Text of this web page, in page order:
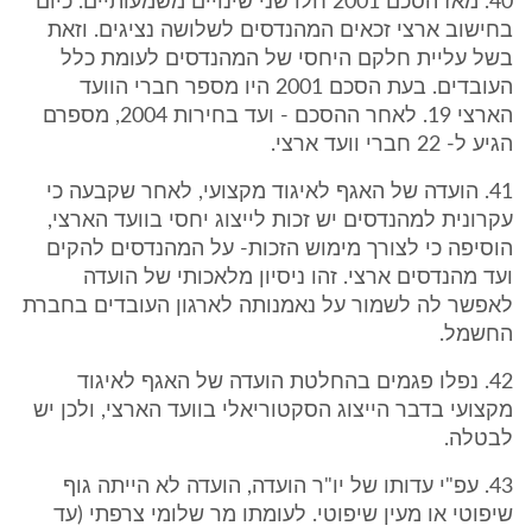
בחישוב ארצי זכאים המהנדסים לשלושה נציגים. וזאת
בשל עליית חלקם היחסי של המהנדסים לעומת כלל
העובדים. בעת הסכם 2001 היו מספר חברי הוועד
הארצי 19. לאחר ההסכם - ועד בחירות 2004, מספרם
הגיע ל- 22 חברי וועד ארצי.
41. הועדה של האגף לאיגוד מקצועי, לאחר שקבעה כי
עקרונית למהנדסים יש זכות לייצוג יחסי בוועד הארצי,
הוסיפה כי לצורך מימוש הזכות- על המהנדסים להקים
ועד מהנדסים ארצי. זהו ניסיון מלאכותי של הועדה
לאפשר לה לשמור על נאמנותה לארגון העובדים בחברת
החשמל.
42. נפלו פגמים בהחלטת הועדה של האגף לאיגוד
מקצועי בדבר הייצוג הסקטוריאלי בוועד הארצי, ולכן יש
לבטלה.
43. עפ"י עדותו של יו"ר הועדה, הועדה לא הייתה גוף
שיפוטי או מעין שיפוטי. לעומתו מר שלומי צרפתי (עד